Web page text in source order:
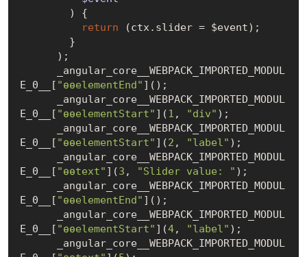
) {
return (ctx.slider = $event);
E_0__[ "ɵɵelementEnd" ]();
E_0__[ "ɵɵelementStart" ](1 , "div" );
E_0__[ "ɵɵelementStart" ](2 , "label" );
E_0__[ "ɵɵtext" ](3 , "Slider value: " );
E_0__[ "ɵɵelementEnd" ]();
E_0__[ "ɵɵelementStart" ](4, "label" );